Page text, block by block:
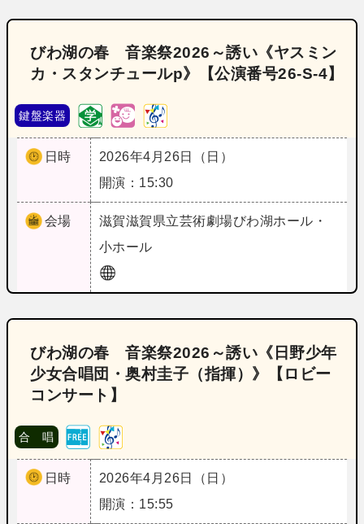
びわ湖の春 音楽祭2026～誘い《ヤスミン
カ・スタンチュールp》【公演番号26‐S‐4】
鍵盤楽器
日時
2026年4月26日（日）
開演：15:30
会場 滋賀滋賀県立芸術劇場びわ湖ホール・
小ホール
びわ湖の春 音楽祭2026～誘い《日野少年
少女合唱団・奥村圭子（指揮）》【ロビー
コンサート】
合 唱
日時
2026年4月26日（日）
開演：15:55